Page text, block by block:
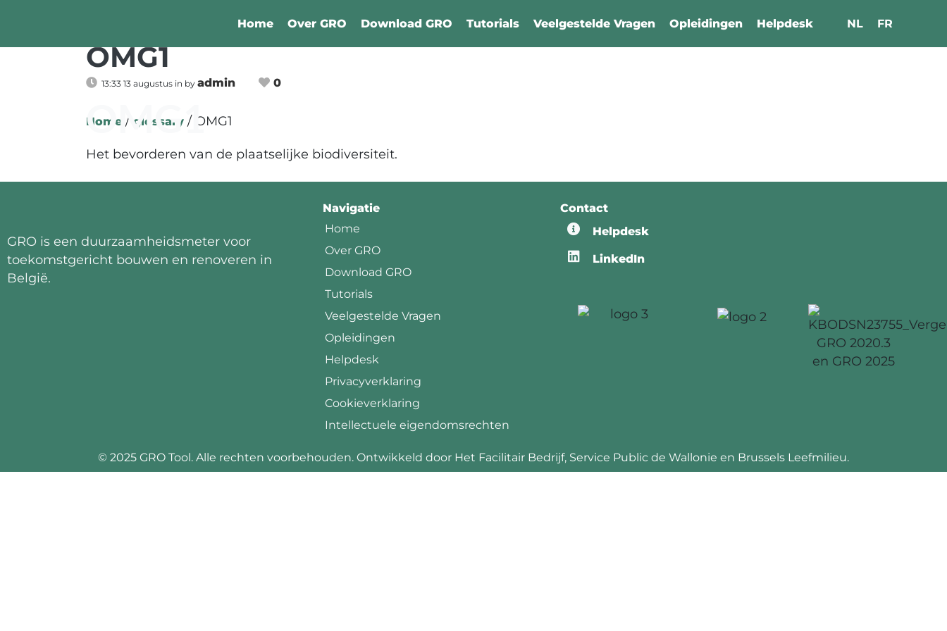
Home Over GRO Download GRO Tutorials Veelgestelde Vragen Opleidingen Helpdesk NL FR
OMG1
OMG1
13:33 13 augustus in by admin 0
Home / glossary / OMG1
Het bevorderen van de plaatselijke biodiversiteit.
GRO is een duurzaamheidsmeter voor
toekomstgericht bouwen en renoveren in
België.
Navigatie
Home
Over GRO
Download GRO
Tutorials
Veelgestelde Vragen
Opleidingen
Helpdesk
Privacyverklaring
Cookieverklaring
Intellectuele eigendomsrechten
Contact
Helpdesk
LinkedIn
© 2025 GRO Tool. Alle rechten voorbehouden. Ontwikkeld door Het Facilitair Bedrijf, Service Public de Wallonie en Brussels Leefmilieu.